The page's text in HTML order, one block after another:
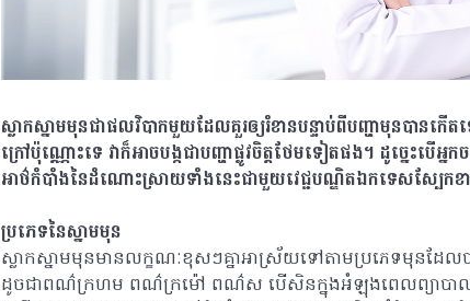
ស្លាកស្នាមមុនជាផលវិបាកមួយដែលគួរឲ្យរំខានបន្ទាប់ពីបញ្ហាមុនបាន
ក្រៅប៉ុណ្ណោះទេ វាក៏អាចបង្កជាបញ្ហាផ្លូវចិត្តថែមទៀតផង។ ដូច្នេះបើ
អាថ៌កំបាំងនៃដំណោះស្រាយទាំងនេះជាមួយវេជ្ជបណ្ឌិតឯកទេសស្បែកខ
ប្រភេទនៃស្នាមមុន
ស្លាកស្នាមមុនមានលក្ខណៈខុសៗគ្នាអាស្រ័យទៅតាមប្រភេទមុនដែ
ដូចជាពណ៌ក្រហម ពណ៌ក្រម៉ៅ ពណ៌ស បើសិនក្នុងអំឡុងពេលព្យាបាលតា